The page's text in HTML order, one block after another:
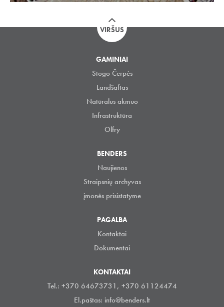
VIRŠUS
GAMINIAI
Stogo Čerpės
Landšaftas
Natūralus akmuo
Infrastruktūra
Olfry
BENDERS
Naujienos
Straipsnių archyvas
įmonės prisistatyme
PAGALBA
Kontaktai
Dokumentai
KONTAKTAI
Tel.: +370 64673731, +370 61124474
El.paštas: info@benders.lt